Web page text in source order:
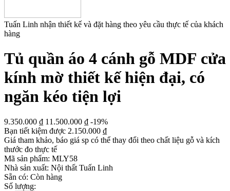
Tuấn Linh nhận thiết kế và đặt hàng theo yêu cầu thực tế của khách
hàng
Tủ quần áo 4 cánh gỗ MDF cửa
kính mờ thiết kế hiện đại, có
ngăn kéo tiện lợi
9.350.000 ₫ 11.500.000 ₫ -19%
Bạn tiết kiệm được 2.150.000 ₫
Giá tham khảo, báo giá sp có thể thay đổi theo chất liệu gỗ và kích
thước đo thực tế
Mã sản phẩm: MLY58
Nhà sản xuất: Nội thất Tuấn Linh
Sẵn có: Còn hàng
Số lượng: